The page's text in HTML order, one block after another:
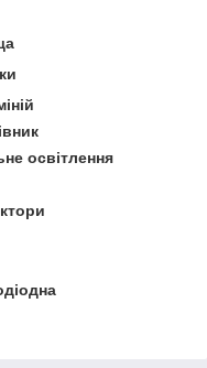
освітлення